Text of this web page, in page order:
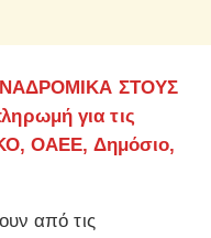
ΣΤΟΥΣ
για τις
ΟΑΕΕ, Δημόσιο,
από τις